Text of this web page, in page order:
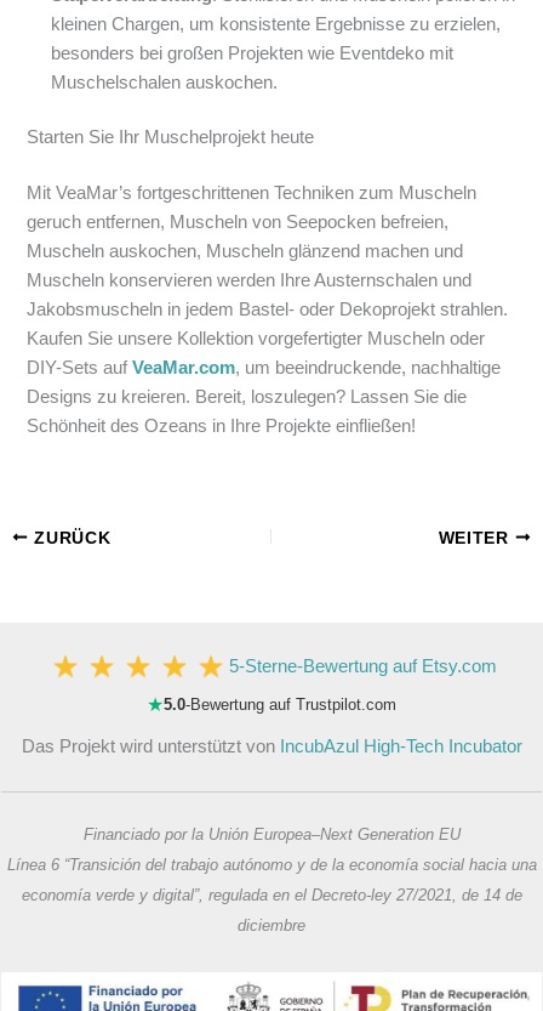
kleinen Chargen, um konsistente Ergebnisse zu erzielen,
besonders bei großen Projekten wie Eventdeko mit
Muschelschalen auskochen.
Starten Sie Ihr Muschelprojekt heute
Mit VeaMar’s fortgeschrittenen Techniken zum Muscheln
geruch entfernen, Muscheln von Seepocken befreien,
Muscheln auskochen, Muscheln glänzend machen und
Muscheln konservieren werden Ihre Austernschalen und
Jakobsmuscheln in jedem Bastel- oder Dekoprojekt strahlen.
Kaufen Sie unsere Kollektion vorgefertigter Muscheln oder
DIY-Sets aufVeaMar.com, um beeindruckende, nachhaltige
Designs zu kreieren. Bereit, loszulegen? Lassen Sie die
Schönheit des Ozeans in Ihre Projekte einfließen!
ZURÜCK WEITER
5-Sterne-Bewertung auf Etsy.com
★5.0-Bewertung auf Trustpilot.com
Das Projekt wird unterstützt von IncubAzul High-Tech Incubator
Financiado por la Unión Europea–Next Generation EU
Línea 6 “Transición del trabajo autónomo y de la economía social hacia una
economía verde y digital”, regulada en el Decreto-ley 27/2021, de 14 de
diciembre